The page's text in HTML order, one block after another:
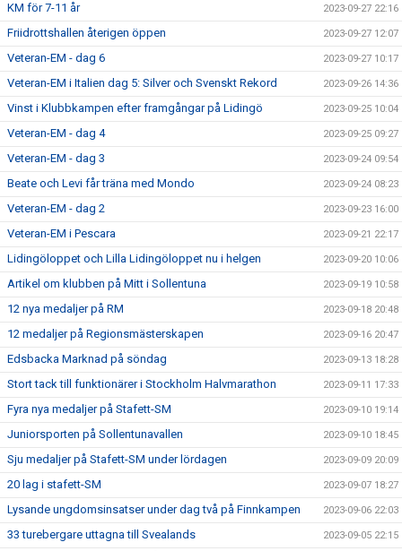
KM för 7-11 år 2023-09-27 22:16
Friidrottshallen återigen öppen 2023-09-27 12:07
Veteran-EM - dag 6 2023-09-27 10:17
Veteran-EM i Italien dag 5: Silver och Svenskt Rekord 2023-09-26 14:36
Vinst i Klubbkampen efter framgångar på Lidingö 2023-09-25 10:04
Veteran-EM - dag 4 2023-09-25 09:27
Veteran-EM - dag 3 2023-09-24 09:54
Beate och Levi får träna med Mondo 2023-09-24 08:23
Veteran-EM - dag 2 2023-09-23 16:00
Veteran-EM i Pescara 2023-09-21 22:17
Lidingöloppet och Lilla Lidingöloppet nu i helgen 2023-09-20 10:06
Artikel om klubben på Mitt i Sollentuna 2023-09-19 10:58
12 nya medaljer på RM 2023-09-18 20:48
12 medaljer på Regionsmästerskapen 2023-09-16 20:47
Edsbacka Marknad på söndag 2023-09-13 18:28
Stort tack till funktionärer i Stockholm Halvmarathon 2023-09-11 17:33
Fyra nya medaljer på Stafett-SM 2023-09-10 19:14
Juniorsporten på Sollentunavallen 2023-09-10 18:45
Sju medaljer på Stafett-SM under lördagen 2023-09-09 20:09
20 lag i stafett-SM 2023-09-07 18:27
Lysande ungdomsinsatser under dag två på Finnkampen 2023-09-06 22:03
33 turebergare uttagna till Svealands 2023-09-05 22:15